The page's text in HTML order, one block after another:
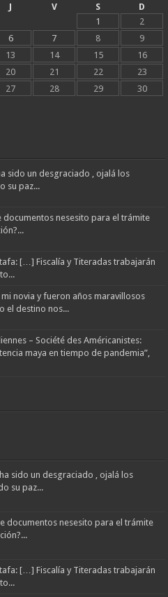
J V S
D
1
2
6 7 8
9
13 14 15
16
20 21 22
23
27 28 29
30
sido un desgraciado , ojalá los
su paz...
documentos nesesito para el trámite
[…] Fiscalía y Titeradas trabajarán
novia y fueron años maravillosos
el destino nos...
– Société des Américanistes:
maya en tiempo de pandemia”,
sido un desgraciado , ojalá los
su paz...
documentos nesesito para el trámite
[…] Fiscalía y Titeradas trabajarán